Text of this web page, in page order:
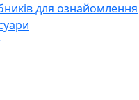
для ознайомлення